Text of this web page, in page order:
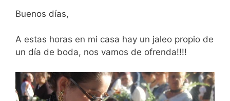
Buenos días,
A estas horas en mi casa hay un jaleo propio de
un día de boda, nos vamos de ofrenda!!!!